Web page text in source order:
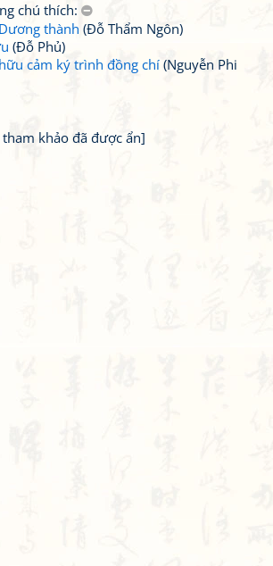
chú thích:
thành (Đỗ Thẩm Ngôn)
(Đỗ Phủ)
cảm ký trình đồng chí (Nguyễn Phi
khảo đã được ẩn]